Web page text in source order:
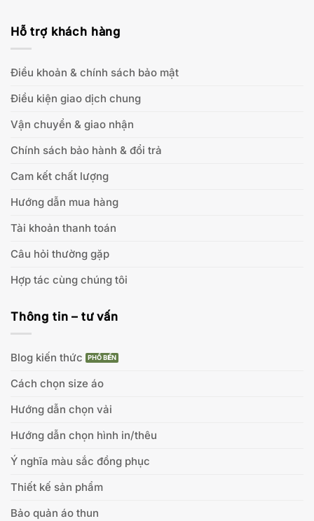
Hỗ trợ khách hàng
Điều khoản & chính sách bảo mật
Điều kiện giao dịch chung
Vận chuyển & giao nhận
Chính sách bảo hành & đổi trả
Cam kết chất lượng
Hướng dẫn mua hàng
Tài khoản thanh toán
Câu hỏi thường gặp
Hợp tác cùng chúng tôi
Thông tin – tư vấn
Blog kiến thức
Cách chọn size áo
Hướng dẫn chọn vải
Hướng dẫn chọn hình in/thêu
Ý nghĩa màu sắc đồng phục
Thiết kế sản phẩm
Bảo quản áo thun